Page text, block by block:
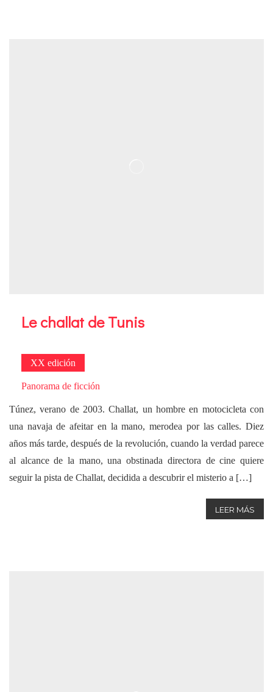
Le challat de Tunis
XX edición
Panorama de ficción
Túnez, verano de 2003. Challat, un hombre en motocicleta con
una navaja de afeitar en la mano, merodea por las calles. Diez
años más tarde, después de la revolución, cuando la verdad parece
al alcance de la mano, una obstinada directora de cine quiere
seguir la pista de Challat, decidida a descubrir el misterio a […]
LEER MÁS